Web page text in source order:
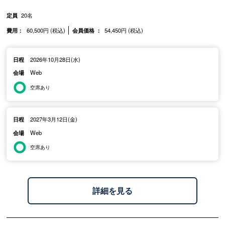
定員 20名
費用：
60,500円 (税込) 会員価格 ： 54,450円 (税込)
日程
2026年10月28日(水)
会場
Web
空席あり
日程
2027年3月12日(金)
会場
Web
空席あり
詳細を見る